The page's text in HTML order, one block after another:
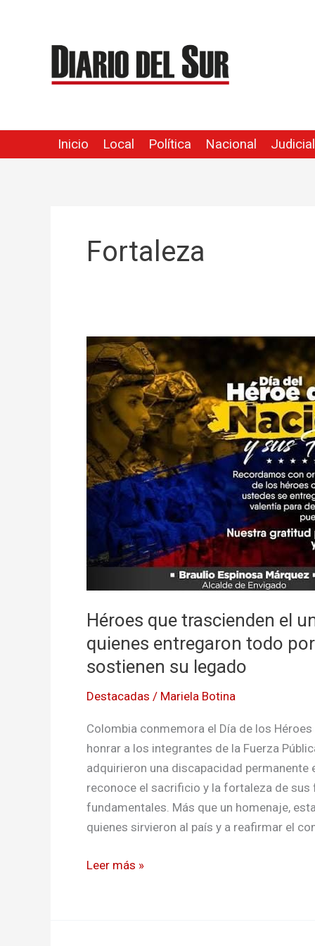
contenido
Inicio Local Política Nacional Judicial
Fortaleza
Héroes que trascienden el
quienes entregaron todo
sostienen su legado
Destacadas / Mariela Botina
Colombia conmemora el Día de los
honrar a los integrantes de la Fuerza
adquirieron una discapacidad
reconoce el sacrificio y la fortaleza de
fundamentales. Más que un homenaje,
quienes sirvieron al país y a reafirmar el
Héroes
que
trascienden
el
uniforme:
un
homenaje
eterno
quienes
entregaron
todo
y
a
las
que
Leer más »